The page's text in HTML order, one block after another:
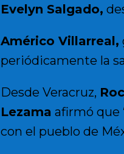
Evelyn Salgado,
Américo Villarreal ,
periódicamente la
Desde Veracruz,
Lezama afirmó que
con el pueblo de